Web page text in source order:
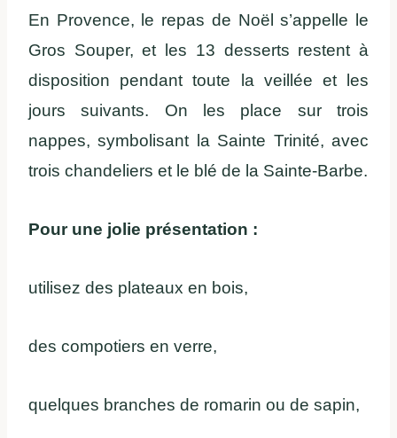
En Provence, le repas de Noël s’appelle le
Gros Souper, et les 13 desserts restent à
disposition pendant toute la veillée et les
jours suivants. On les place sur trois
nappes, symbolisant la Sainte Trinité, avec
trois chandeliers et le blé de la Sainte-Barbe.
Pour une jolie présentation :
utilisez des plateaux en bois,
des compotiers en verre,
quelques branches de romarin ou de sapin,